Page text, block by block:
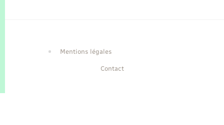
Mentions légales
Contact